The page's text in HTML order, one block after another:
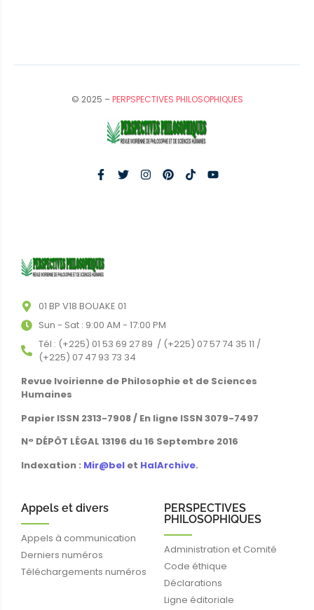
© 2025 –PERPSPECTIVES PHILOSOPHIQUES
01 BP V18 BOUAKE 01
Sun - Sat : 9:00 AM - 17:00 PM
Tél : (+225) 01 53 69 27 89 / (+225) 07 57 74 35 11 /
(+225) 07 47 93 73 34
Revue Ivoirienne de Philosophie et de Sciences
Humaines
Papier ISSN 2313-7908 / En ligne ISSN 3079-7497
N° DÉPÔT LÉGAL 13196 du 16 Septembre 2016
Indexation : Mir@bel et HalArchive.
Appels et divers
Appels à communication
Derniers numéros
Téléchargements numéros
PERSPECTIVES
PHILOSOPHIQUES
Administration et Comité
Code éthique
Déclarations
Ligne éditoriale